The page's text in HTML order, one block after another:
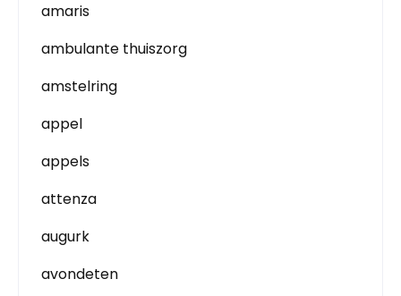
amaris
ambulante thuiszorg
amstelring
appel
appels
attenza
augurk
avondeten